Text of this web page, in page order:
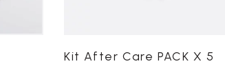
Kit After Care PACK X 5